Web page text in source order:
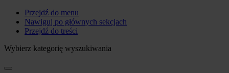
Przejdź do menu
Nawiguj po głównych sekcjach
Przejdź do treści
Wybierz kategorię wyszukiwania